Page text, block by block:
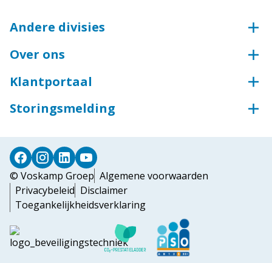
Andere divisies
Aluminium
Groothandel voor bouw en industrie
Toegangstechniek
Deursystemen
Over ons
Kwaliteit en zekerheid
Klantportaal
Teamviewer
Storingsmelding
© Voskamp Groep Algemene voorwaarden
Privacybeleid Disclaimer
Toegankelijkheidsverklaring